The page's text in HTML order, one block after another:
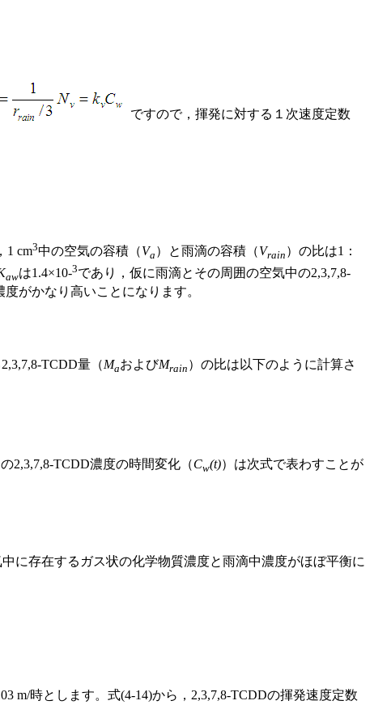
ですので，揮発に対する１次速度定数
1 cm3中の空気の容積（Va ）と雨滴の容積（Vrain ）の比は1：
awは1.4×10-3であり，仮に雨滴とその周囲の空気中の2,3,7,8-
がかなり高いことになります。
TCDD量（MaおよびMrain ）の比は以下のように計算さ
2,3,7,8-TCDD濃度の時間変化（Cw(t)）は次式で表わすことが
に存在するガス状の化学物質濃度と雨滴中濃度がほぼ平衡に
m/時とします。式(4-14)から，2,3,7,8-TCDDの揮発速度定数